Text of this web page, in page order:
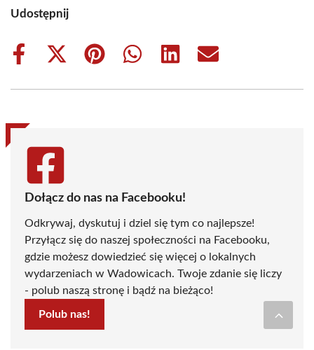
Udostępnij
Share
Share
(Twitter)
Share
Share
Share
Share
Dołącz do nas na Facebooku!
Odkrywaj, dyskutuj i dziel się tym co najlepsze!
Przyłącz się do naszej społeczności na Facebooku,
gdzie możesz dowiedzieć się więcej o lokalnych
wydarzeniach w Wadowicach. Twoje zdanie się liczy
- polub naszą stronę i bądź na bieżąco!
Polub nas!